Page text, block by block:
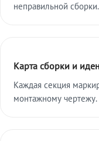
неправильной сборки.
Карта сборки и
Каждая секция
монтажному чертежу.